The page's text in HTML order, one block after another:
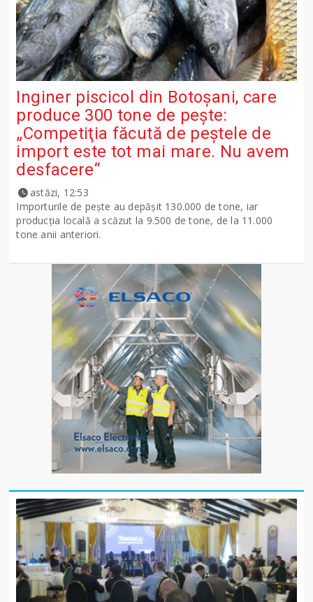
Inginer piscicol din Botoşani, care
produce 300 tone de peşte:
„Competiţia făcută de peştele de
import este tot mai mare. Nu avem
desfacere“
astăzi, 12:53
Importurile de peşte au depăşit 130.000 de tone, iar
producţia locală a scăzut la 9.500 de tone, de la 11.000
tone anii anteriori.